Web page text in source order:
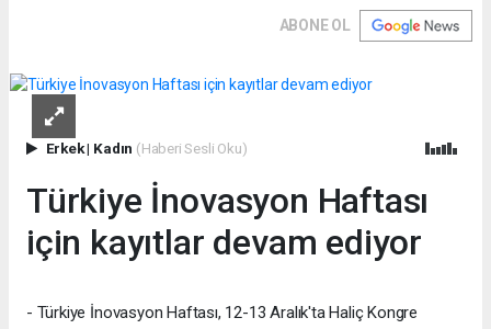
ABONE OL
Erkek| Kadın (Haberi Sesli Oku)
Türkiye İnovasyon Haftası
için kayıtlar devam ediyor
- Türkiye İnovasyon Haftası, 12-13 Aralık'ta Haliç Kongre